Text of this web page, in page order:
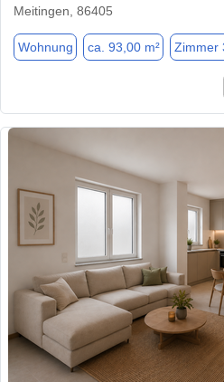
Meitingen, 86405
Wohnung ca. 93,00 m² Zimmer